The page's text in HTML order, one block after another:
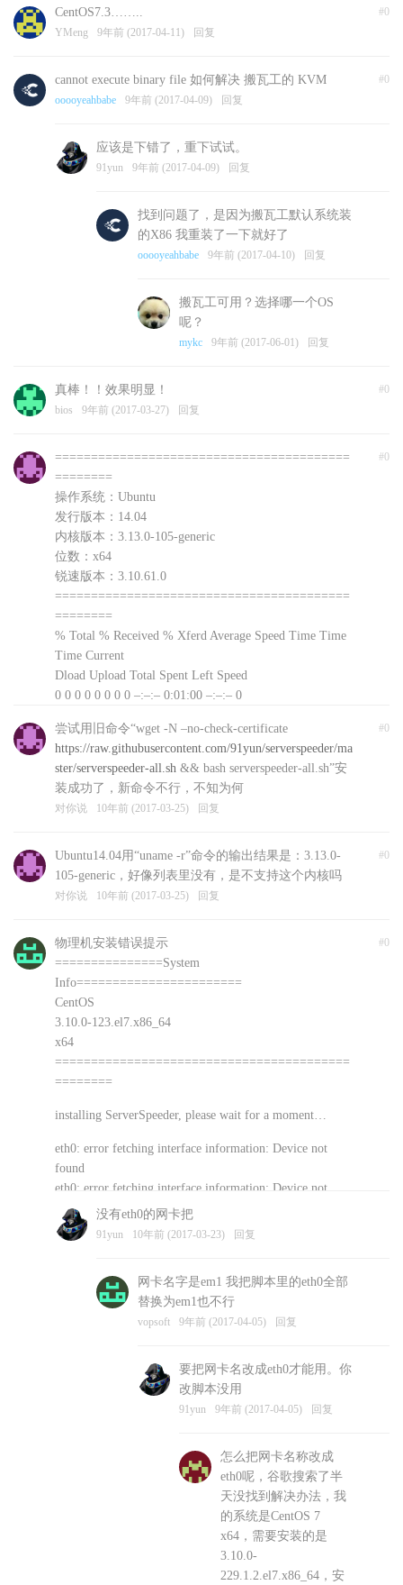
#0
CentOS7.3……..
YMeng 9年前 (2017-04-11) 回复
#0
cannot execute binary file 如何解决 搬瓦工的 KVM
ooooyeahbabe 9年前 (2017-04-09) 回复
应该是下错了，重下试试。
91yun 9年前 (2017-04-09) 回复
找到问题了，是因为搬瓦工默认系统装
的X86 我重装了一下就好了
ooooyeahbabe 9年前 (2017-04-10) 回复
搬瓦工可用？选择哪一个OS
呢？
mykc 9年前 (2017-06-01) 回复
#0
真棒！！效果明显！
bios 9年前 (2017-03-27) 回复
#0
=========================================
========
操作系统：Ubuntu
发行版本：14.04
内核版本：3.13.0-105-generic
位数：x64
锐速版本：3.10.61.0
=========================================
========
% Total % Received % Xferd Average Speed Time Time
Time Current
Dload Upload Total Spent Left Speed
0 0 0 0 0 0 0 0 –:–:– 0:01:00 –:–:– 0
文件下载失败，自动退出，可以前往
http://www.91yun.org/serverspeeder91yun手动下载安装
包
对你说 10年前 (2017-03-25) 回复
#0
尝试用旧命令“wget -N –no-check-certificate
https://raw.githubusercontent.com/91yun/serverspeeder/ma
ster/serverspeeder-all.sh && bash serverspeeder-all.sh”安
装成功了，新命令不行，不知为何
对你说 10年前 (2017-03-25) 回复
#0
Ubuntu14.04用“uname -r”命令的输出结果是：3.13.0-
105-generic，好像列表里没有，是不支持这个内核吗
对你说 10年前 (2017-03-25) 回复
#0
物理机安装错误提示
===============System
Info=======================
CentOS
3.10.0-123.el7.x86_64
x64
=========================================
========
installing ServerSpeeder, please wait for a moment…
eth0: error fetching interface information: Device not
found
eth0: error fetching interface information: Device not
found
vopsoft 10年前 (2017-03-23) 回复
没有eth0的网卡把
91yun 10年前 (2017-03-23) 回复
网卡名字是em1 我把脚本里的eth0全部
替换为em1也不行
vopsoft 9年前 (2017-04-05) 回复
要把网卡名改成eth0才能用。你
改脚本没用
91yun 9年前 (2017-04-05) 回复
怎么把网卡名称改成
eth0呢，谷歌搜索了半
天没找到解决办法，我
的系统是CentOS 7
x64，需要安装的是
3.10.0-
229.1.2.el7.x86_64，安